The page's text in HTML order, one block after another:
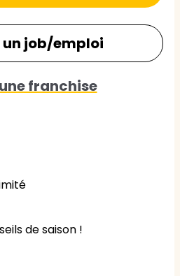
de saison !
job/emploi
franchise